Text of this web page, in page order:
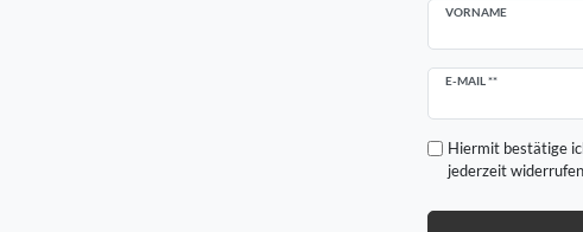
VORNAME
E-MAIL **
Newsletter
Hiermit bestätige
jederzeit